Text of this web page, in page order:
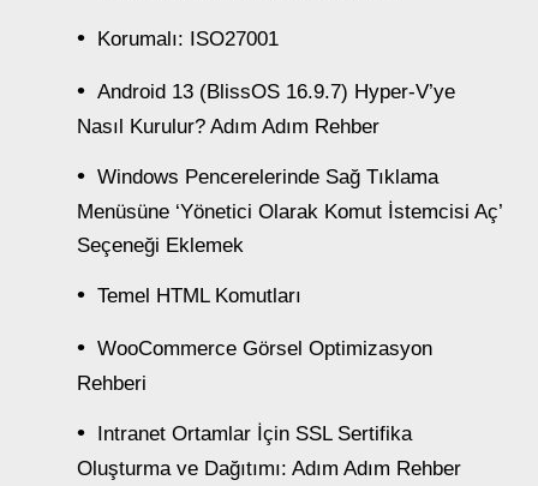
Korumalı: ISO27001
Android 13 (BlissOS 16.9.7) Hyper-V’ye
Nasıl Kurulur? Adım Adım Rehber
Windows Pencerelerinde Sağ Tıklama
Menüsüne ‘Yönetici Olarak Komut İstemcisi Aç’
Seçeneği Eklemek
Temel HTML Komutları
WooCommerce Görsel Optimizasyon
Rehberi
Intranet Ortamlar İçin SSL Sertifika
Oluşturma ve Dağıtımı: Adım Adım Rehber